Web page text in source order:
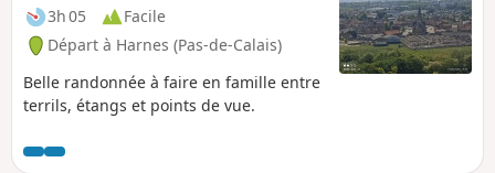
3h 05
Facile
Départ à Harnes (Pas-de-Calais)
Belle randonnée à faire en famille entre
terrils, étangs et points de vue.